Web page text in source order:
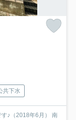
共下水
♪（2018年6月） 南